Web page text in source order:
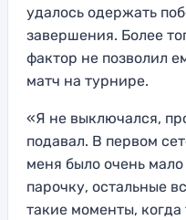
удалось одержать
завершения. Более
фактор не позволил
матч на турнире.
«Я не выключался,
подавал. В первом
меня было очень
парочку, остальные
такие моменты,